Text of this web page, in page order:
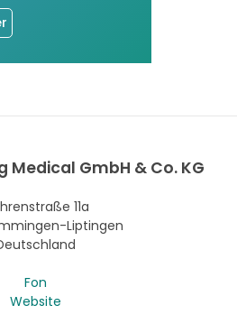
GmbH & Co. KG
11a
Liptingen
Fon
Website